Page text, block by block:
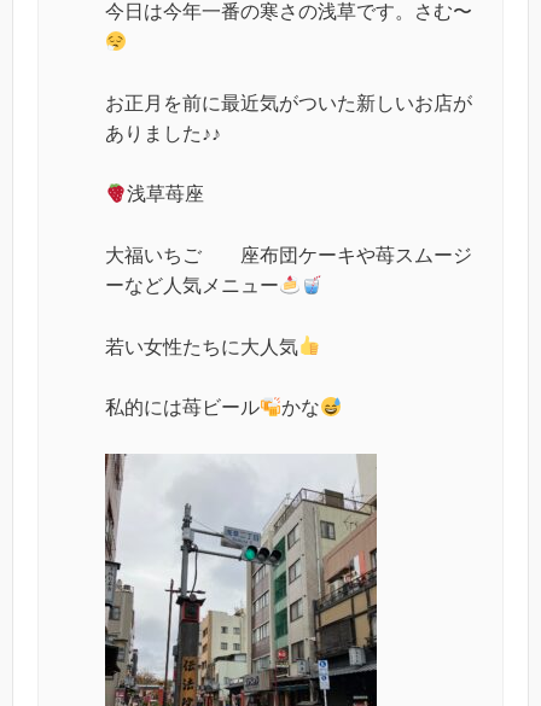
今日は今年一番の寒さの浅草です。さむ〜
お正月を前に最近気がついた新しいお店が
ありました♪♪
浅草苺座
大福いちご 座布団ケーキや苺スムージ
ーなど人気メニュー
若い女性たちに大人気
私的には苺ビール かな